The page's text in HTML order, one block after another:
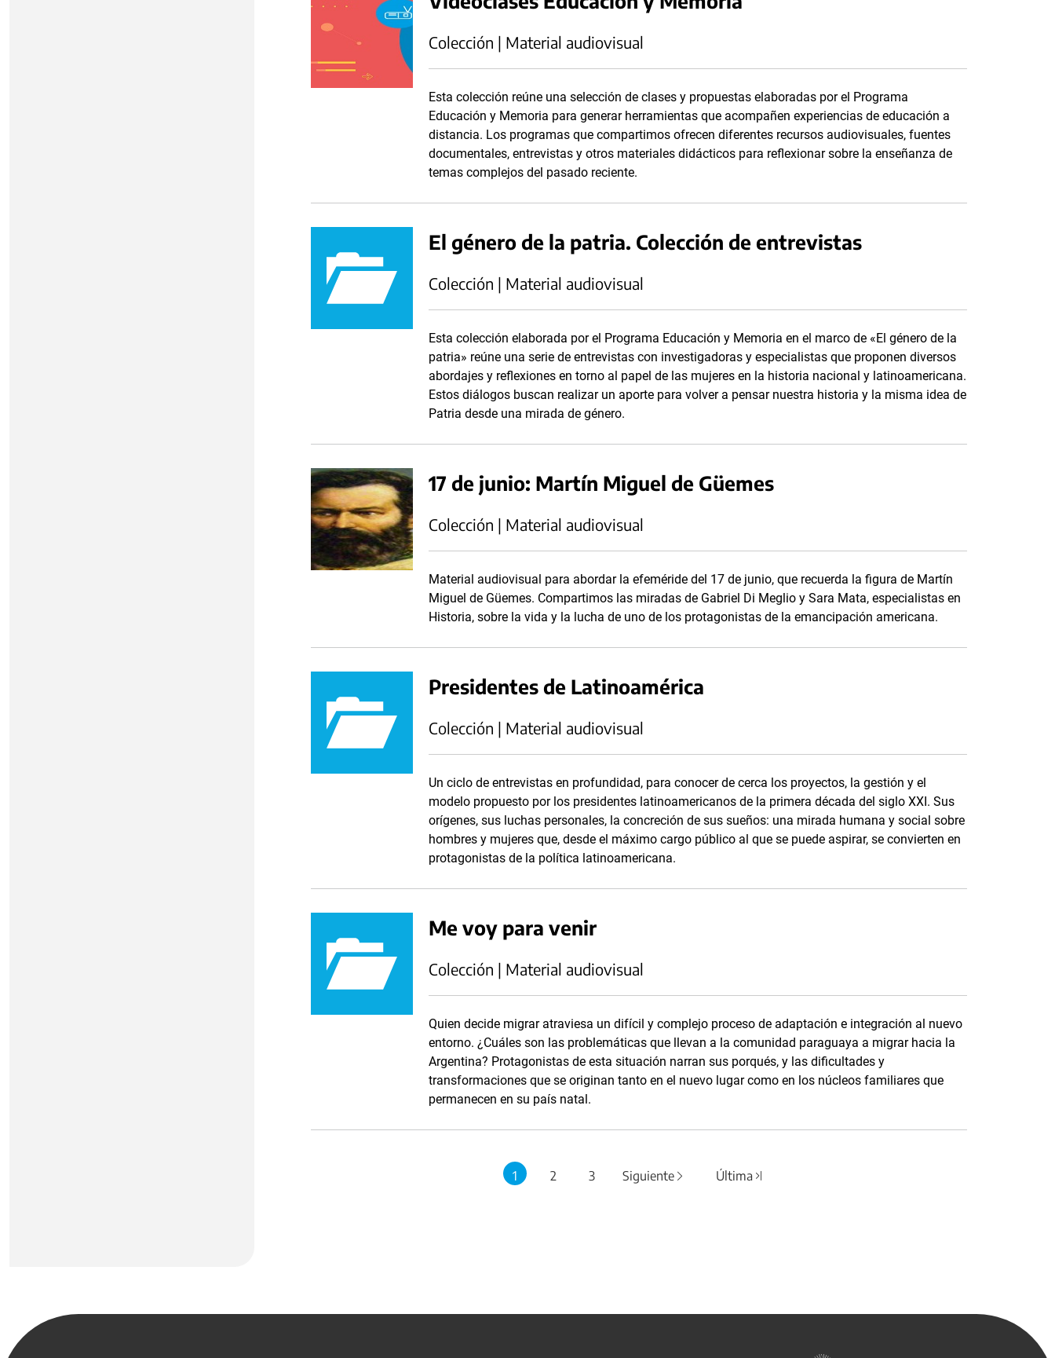
Colección | Material audiovisual
Esta colección reúne una selección de clases y propuestas elaboradas por el Programa
Educación y Memoria para generar herramientas que acompañen experiencias de educación a
distancia. Los programas que compartimos ofrecen diferentes recursos audiovisuales, fuentes
documentales, entrevistas y otros materiales didácticos para reflexionar sobre la enseñanza de
temas complejos del pasado reciente.
El género de la patria. Colección de entrevistas
Colección | Material audiovisual
Esta colección elaborada por el Programa Educación y Memoria en el marco de «El género de la
patria» reúne una serie de entrevistas con investigadoras y especialistas que proponen diversos
abordajes y reflexiones en torno al papel de las mujeres en la historia nacional y latinoamericana.
Estos diálogos buscan realizar un aporte para volver a pensar nuestra historia y la misma idea de
Patria desde una mirada de género.
17 de junio: Martín Miguel de Güemes
Colección | Material audiovisual
Material audiovisual para abordar la efeméride del 17 de junio, que recuerda la figura de Martín
Miguel de Güemes. Compartimos las miradas de Gabriel Di Meglio y Sara Mata, especialistas en
Historia, sobre la vida y la lucha de uno de los protagonistas de la emancipación americana.
Presidentes de Latinoamérica
Colección | Material audiovisual
Un ciclo de entrevistas en profundidad, para conocer de cerca los proyectos, la gestión y el
modelo propuesto por los presidentes latinoamericanos de la primera década del siglo XXI. Sus
orígenes, sus luchas personales, la concreción de sus sueños: una mirada humana y social sobre
hombres y mujeres que, desde el máximo cargo público al que se puede aspirar, se convierten en
protagonistas de la política latinoamericana.
Me voy para venir
Colección | Material audiovisual
Quien decide migrar atraviesa un difícil y complejo proceso de adaptación e integración al nuevo
entorno. ¿Cuáles son las problemáticas que llevan a la comunidad paraguaya a migrar hacia la
Argentina? Protagonistas de esta situación narran sus porqués, y las dificultades y
transformaciones que se originan tanto en el nuevo lugar como en los núcleos familiares que
permanecen en su país natal.
1 2 3 Siguiente Última